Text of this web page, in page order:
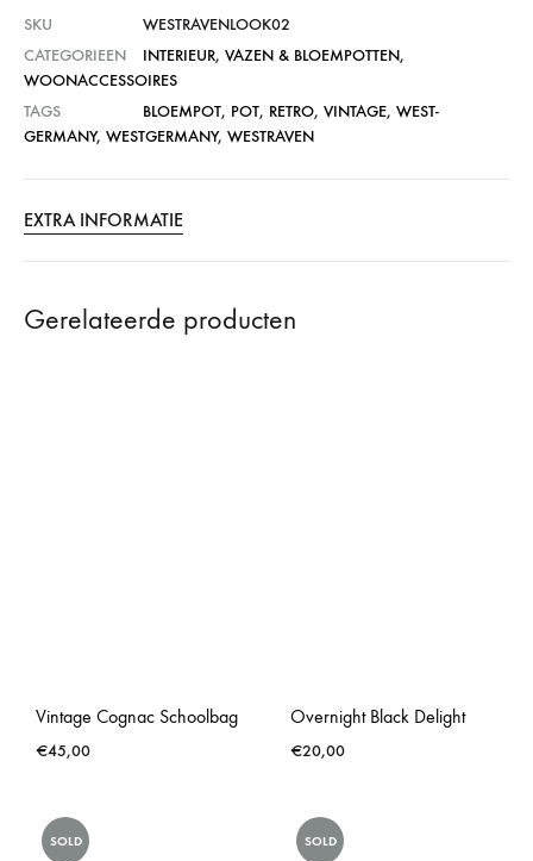
SKU
WESTRAVENLOOK02
CATEGORIEEN
INTERIEUR, VAZEN & BLOEMPOTTEN,
WOONACCESSOIRES
TAGS
BLOEMPOT, POT, RETRO, VINTAGE, WEST-
GERMANY, WESTGERMANY, WESTRAVEN
EXTRA INFORMATIE
Gerelateerde producten
Vintage Cognac Schoolbag
€45,00
Overnight Black Delight
€20,00
SOLD SOLD